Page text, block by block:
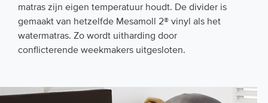
matras zijn eigen temperatuur houdt. De divider is
gemaakt van hetzelfde Mesamoll 2® vinyl als het
watermatras. Zo wordt uitharding door
conflicterende weekmakers uitgesloten.